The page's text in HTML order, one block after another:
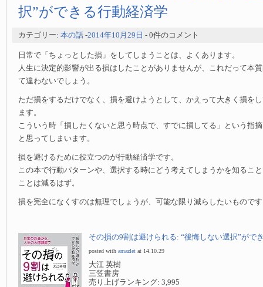
択”ができる行動経済学
カテゴリー: 本の話 -2014年10月29日 - 0件のコメント
日常で「ちょっとした損」をしてしまうことは、よくあります。
人生に決定的影響が出る損はしたことがありませんが、これだって本
て違わないでしょう。
ただ損をするだけでなく、損を避けようとして、かえって大きく損を
ます。
こういう時「損したくないと思う時点で、すでに損してる」という指
と思ってしまいます。
損を避けるために役立つのが行動経済学です。
この本で行動パターンや、選択する時にどう考えてしまうかを知るこ
ことは減るはず。
損を完全になくすのは無理でしょうが、可能な限り減らしたいもので
その損の9割は避けられる: “後悔しない選択”がで
posted with amazlet at 14.10.29
大江 英樹
三笠書房
売り上げランキング: 3,995